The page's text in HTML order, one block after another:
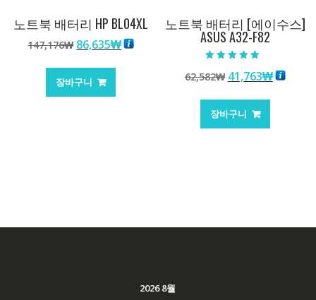
노트북 배터리 HP BL04XL
147,176₩ 원
가
격:
86,635₩현
장바구니
노트북 배터리 [에이수스]
ASUS A32-F82
5.00
로 평가됨
62,582₩ 원
가
격:
41,763₩현
장바구니
2026 8월